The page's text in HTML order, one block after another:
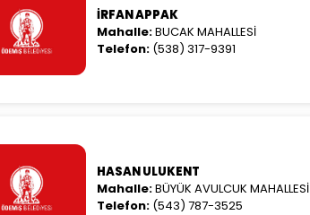
İRFAN APPAK
Mahalle:BUCAK MAHALLESİ
Telefon: (538) 317-9391
HASAN ULUKENT
Mahalle:BÜYÜK AVULCUK MAHALLESİ
Telefon: (543) 787-3525